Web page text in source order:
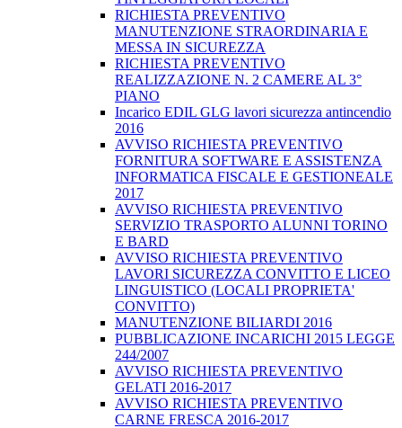
RICHIESTA PREVENTIVO
MANUTENZIONE STRAORDINARIA E
MESSA IN SICUREZZA
RICHIESTA PREVENTIVO
REALIZZAZIONE N. 2 CAMERE AL 3°
PIANO
Incarico EDIL GLG lavori sicurezza antincendio
2016
AVVISO RICHIESTA PREVENTIVO
FORNITURA SOFTWARE E ASSISTENZA
INFORMATICA FISCALE E GESTIONEALE
2017
AVVISO RICHIESTA PREVENTIVO
SERVIZIO TRASPORTO ALUNNI TORINO
E BARD
AVVISO RICHIESTA PREVENTIVO
LAVORI SICUREZZA CONVITTO E LICEO
LINGUISTICO (LOCALI PROPRIETA'
CONVITTO)
MANUTENZIONE BILIARDI 2016
PUBBLICAZIONE INCARICHI 2015 LEGGE
244/2007
AVVISO RICHIESTA PREVENTIVO
GELATI 2016-2017
AVVISO RICHIESTA PREVENTIVO
CARNE FRESCA 2016-2017